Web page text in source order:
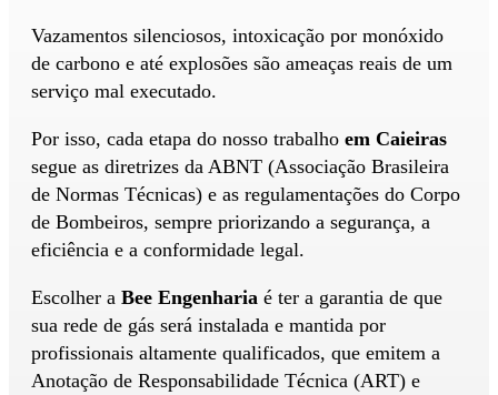
Vazamentos silenciosos, intoxicação por monóxido
de carbono e até explosões são ameaças reais de um
serviço mal executado.
Por isso, cada etapa do nosso trabalho em Caieiras
segue as diretrizes da ABNT (Associação Brasileira
de Normas Técnicas) e as regulamentações do Corpo
de Bombeiros, sempre priorizando a segurança, a
eficiência e a conformidade legal.
Escolher a Bee Engenharia é ter a garantia de que
sua rede de gás será instalada e mantida por
profissionais altamente qualificados, que emitem a
Anotação de Responsabilidade Técnica (ART) e